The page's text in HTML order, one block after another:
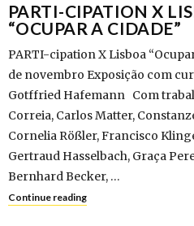
PARTI-CIPATION X
“OCUPAR A CIDADE”
PARTI-cipation X Lisboa
de novembro Exposição com
Gotffried Hafemann Com
Correia, Carlos Matter,
Cornelia Rößler, Francisco
Gertraud Hasselbach, Graça
Bernhard Becker, …
Continue reading